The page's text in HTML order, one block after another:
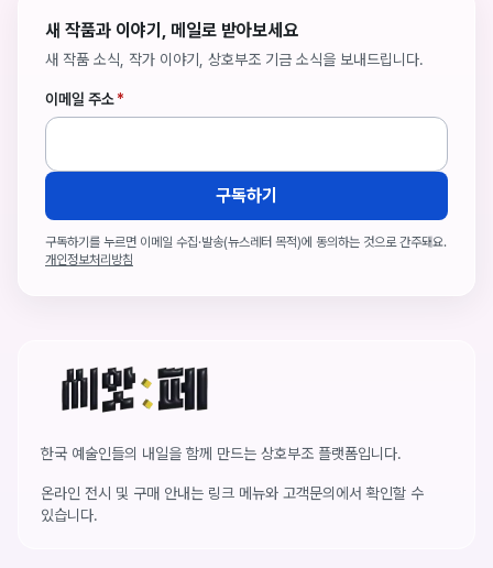
새 작품과 이야기, 메일로 받아보세요
새 작품 소식, 작가 이야기, 상호부조 기금 소식을 보내드립니다.
이메일 주소*
구독하기
구독하기를 누르면 이메일 수집·발송(뉴스레터 목적)에 동의하는 것으로 간주돼요.
개인정보처리방침
씨앗페 온라인 홈
한국 예술인들의 내일을 함께 만드는 상호부조 플랫폼입니다.
온라인 전시 및 구매 안내는 링크 메뉴와 고객문의에서 확인할 수
있습니다.